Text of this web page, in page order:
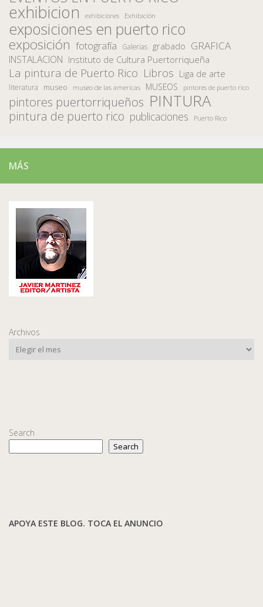
exhibicion exhibiciones Exhibición
exposiciones en puerto rico
exposición fotografía Galerias grabado GRAFICA
INSTALACION Instituto de Cultura Puertorriqueña
La pintura de Puerto Rico Libros Liga de arte
literatura museo museo de las americas MUSEOS pintores de puerto rico
pintores puertorriqueños PINTURA
pintura de puerto rico publicaciones Puerto Rico
MÁS
Archivos
Search
Search
APOYA ESTE BLOG. TOCA EL ANUNCIO